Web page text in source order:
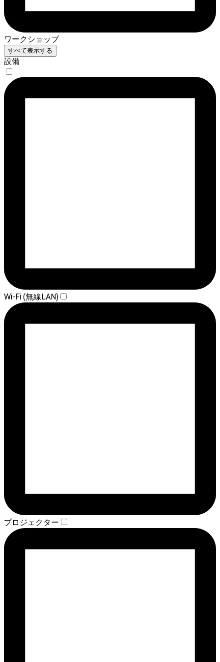
ワークショップ
すべて表示する
設備
Wi-Fi (無線LAN)
プロジェクター